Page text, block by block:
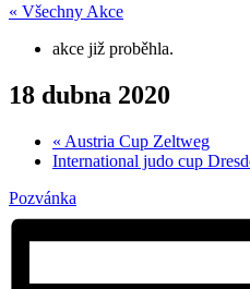
« Všechny Akce
akce již proběhla.
18 dubna 2020
« Austria Cup Zeltweg
International judo cup
Pozvánka